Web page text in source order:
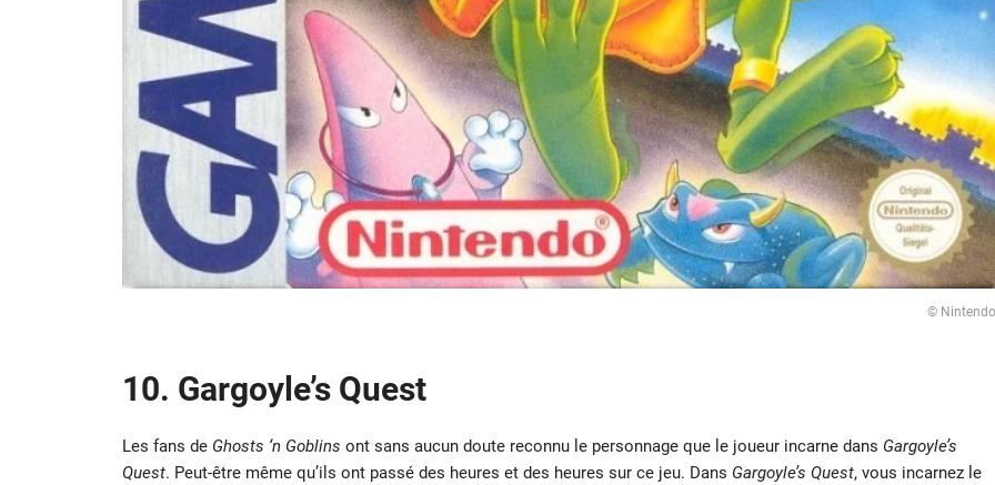
© Nintendo
10. Gargoyle’s Quest
Les fans de Ghosts ‘n Goblins ont sans aucun doute reconnu le personnage que le joueur incarne dans Gargoyle’s
Quest. Peut-être même qu’ils ont passé des heures et des heures sur ce jeu. Dans Gargoyle’s Quest, vous incarnez le